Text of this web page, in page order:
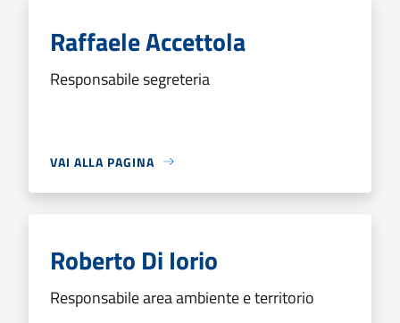
Raffaele Accettola
Responsabile segreteria
VAI ALLA PAGINA
Roberto Di Iorio
Responsabile area ambiente e territorio